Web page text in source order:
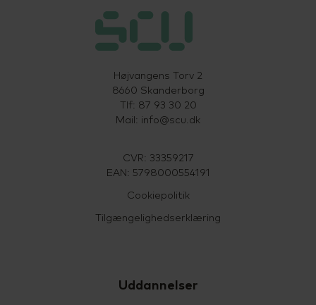
Højvangens Torv 2
8660 Skanderborg
Tlf: 87 93 30 20
Mail: info@scu.dk
CVR: 33359217
EAN: 5798000554191
Cookiepolitik
Tilgængelighedserklæring
Uddannelser